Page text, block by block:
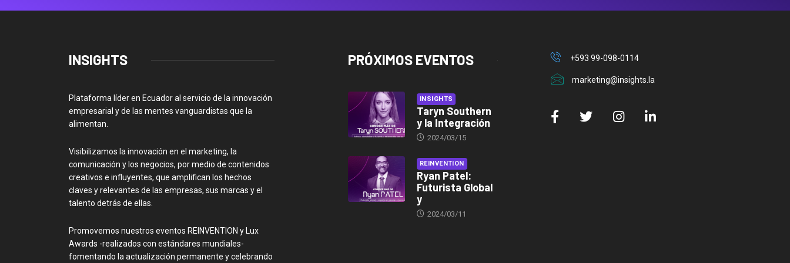
INSIGHTS
Plataforma líder en Ecuador al servicio de la innovación
empresarial y de las mentes vanguardistas que la
alimentan.
Visibilizamos la innovación en el marketing, la
comunicación y los negocios, por medio de contenidos
creativos e influyentes, que amplifican los hechos
claves y relevantes de las empresas, sus marcas y el
talento detrás de ellas.
Promovemos nuestros eventos REINVENTION y Lux
Awards -realizados con estándares mundiales-
fomentando la actualización permanente y celebrando
PRÓXIMOS EVENTOS
INSIGHTS
Taryn Southern
y la Integración
2024/03/15
REINVENTION
Ryan Patel:
Futurista Global
y
2024/03/11
+593 99-098-0114
marketing@insights.la